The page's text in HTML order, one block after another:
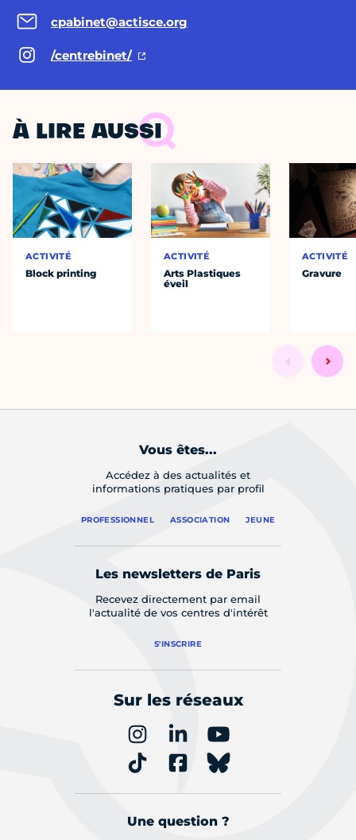
cpabinet@actisce.org
/centrebinet/
À LIRE AUSSI
ACTIVITÉ
Block printing
ACTIVITÉ
Arts Plastiques
éveil
ACTIVITÉ
Gravure
Vous êtes...
Accédez à des actualités et
informations pratiques par profil
PROFESSIONNEL ASSOCIATION JEUNE
Les newsletters de Paris
Recevez directement par email
l'actualité de vos centres d'intérêt
S'INSCRIRE
Sur les réseaux
Une question ?